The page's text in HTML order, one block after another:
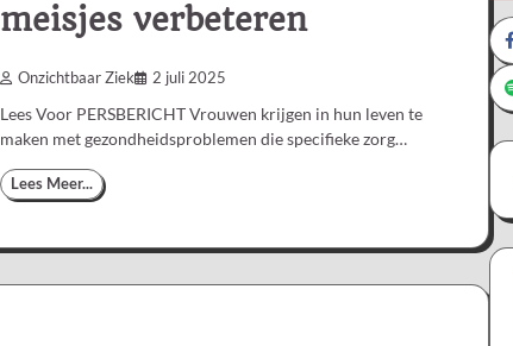
meisjes verbeteren
Onzichtbaar Ziek 2 juli 2025
Lees Voor PERSBERICHT Vrouwen krijgen in hun leven te
maken met gezondheidsproblemen die specifieke zorg…
Lees Meer...